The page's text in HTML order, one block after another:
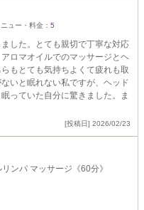
ニュー・料金： 5
した。とても親切で丁寧な対応
ロマオイルでのマッサージとヘ
もとても気持ちよくて疲れも取
いと眠れない私ですが、ヘッド
っていた自分に驚きました。ま
[投稿日] 2026/02/23
ンパ マッサージ《60分》